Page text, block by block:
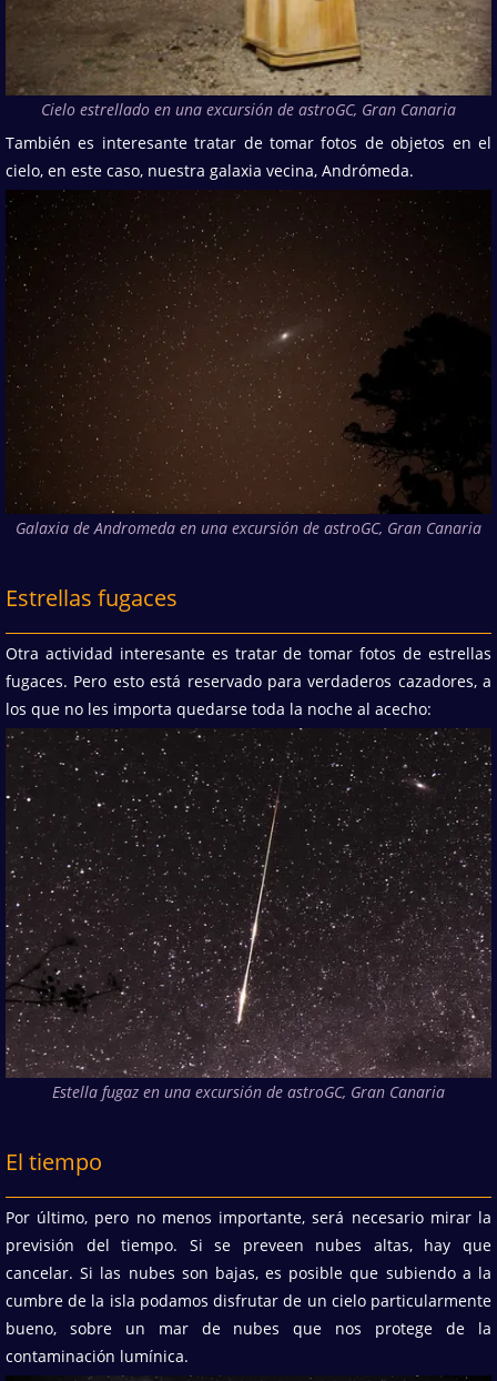
Cielo estrellado en una excursión de astroGC, Gran Canaria
También es interesante tratar de tomar fotos de objetos en el
cielo, en este caso, nuestra galaxia vecina, Andrómeda.
Galaxia de Andromeda en una excursión de astroGC, Gran Canaria
Estrellas fugaces
Otra actividad interesante es tratar de tomar fotos de estrellas
fugaces. Pero esto está reservado para verdaderos cazadores, a
los que no les importa quedarse toda la noche al acecho:
Estella fugaz en una excursión de astroGC, Gran Canaria
El tiempo
Por último, pero no menos importante, será necesario mirar la
previsión del tiempo. Si se preveen nubes altas, hay que
cancelar. Si las nubes son bajas, es posible que subiendo a la
cumbre de la isla podamos disfrutar de un cielo particularmente
bueno, sobre un mar de nubes que nos protege de la
contaminación lumínica.